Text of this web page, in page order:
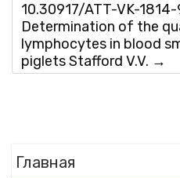
10.30917/ATT-VK-
Determination of the
lymphocytes in blood
piglets Stafford V.V. →
Главная